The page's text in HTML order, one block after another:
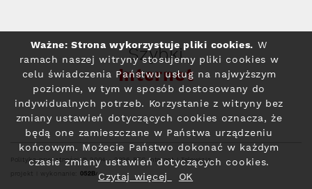
Szybki
Internet
Polityka prywatności© 2004 - 2026 RFC Internet i Telewizja
projekt i wykonanie:
Ważne: Strona wykorzystuje pliki cookies. W
ramach naszej witryny stosujemy pliki cookies w
celu świadczenia Państwu usług na najwyższym
poziomie, w tym w sposób dostosowany do
indywidualnych potrzeb. Korzystanie z witryny bez
zmiany ustawień dotyczących cookies oznacza, że
będą one zamieszczane w Państwa urządzeniu
końcowym. Możecie Państwo dokonać w każdym
czasie zmiany ustawień dotyczących cookies.
Czytaj więcej
OK